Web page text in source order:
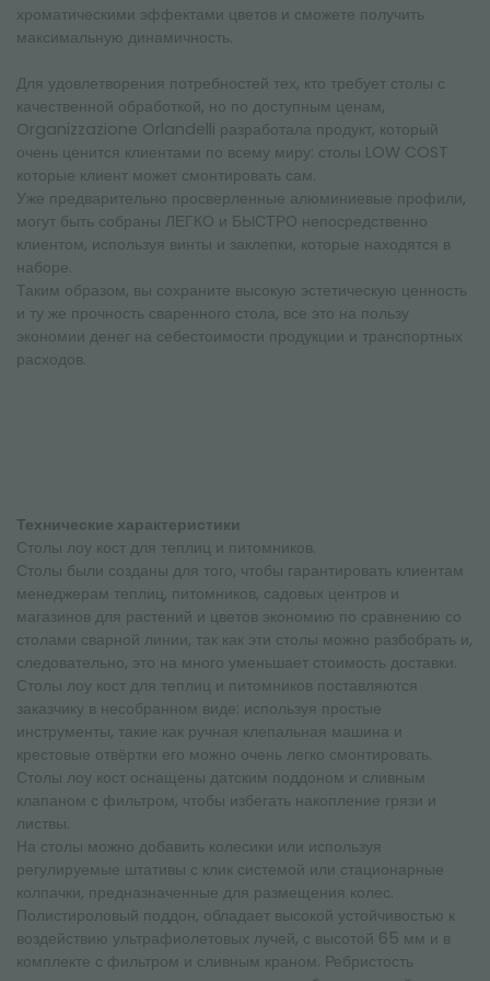
хроматическими эффектами цветов и сможете получить
максимальную динамичность.
Для удовлетворения потребностей тех, кто требует столы с
качественной обработкой, но по доступным ценам,
Organizzazione Orlandelli разработала продукт, который
очень ценится клиентами по всему миру: столы LOW COST
которые клиент может смонтировать сам.
Уже предварительно просверленные алюминиевые профили,
могут быть собраны ЛЕГКО и БЫСТРО непосредственно
клиентом, используя винты и заклепки, которые находятся в
наборе.
Таким образом, вы сохраните высокую эстетическую ценность
и ту же прочность сваренного стола, все это на пользу
экономии денег на себестоимости продукции и транспортных
расходов.
Технические характеристики
Столы лоу кост для теплиц и питомников.
Столы были созданы для того, чтобы гарантировать клиентам
менеджерам теплиц, питомников, садовых центров и
магазинов для растений и цветов экономию по сравнению со
столами сварной линии, так как эти столы можно разбобрать и,
следовательно, это на много уменьшает стоимость доставки.
Столы лоу кост для теплиц и питомников поставляются
заказчику в несобранном виде: используя простые
инструменты, такие как ручная клепальная машина и
крестовые отвёртки его можно очень легко смонтировать.
Столы лоу кост оснащены датским поддоном и сливным
клапаном с фильтром, чтобы избегать накопление грязи и
листвы.
На столы можно добавить колесики или используя
регулируемые штативы с клик системой или стационарные
колпачки, предназначенные для размещения колес.
Полистироловый поддон, обладает высокой устойчивостью к
воздействию ультрафиолетовых лучей, с высотой 65 мм и в
комплекте с фильтром и сливным краном. Ребристость